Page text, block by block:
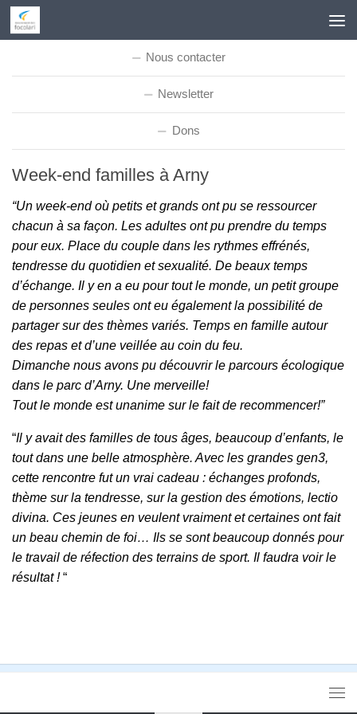
Skip to content
Nous contacter
Newsletter
Dons
Week-end familles à Arny
“Un week-end où petits et grands ont pu se ressourcer
chacun à sa façon. Les adultes ont pu prendre du temps
pour eux. Place du couple dans les rythmes effrénés,
tendresse du quotidien et sexualité. De beaux temps
d’échange. Il y en a eu pour tout le monde, un petit groupe
de personnes seules ont eu également la possibilité de
partager sur des thèmes variés. Temps en famille autour
des repas et d’une veillée au coin du feu.
Dimanche nous avons pu découvrir le parcours écologique
dans le parc d’Arny. Une merveille!
Tout le monde est unanime sur le fait de recommencer!”
“Il y avait des familles de tous âges, beaucoup d’enfants, le
tout dans une belle atmosphère. Avec les grandes gen3,
cette rencontre fut un vrai cadeau : échanges profonds,
thème sur la tendresse, sur la gestion des émotions, lectio
divina. Ces jeunes en veulent vraiment et certaines ont fait
un beau chemin de foi… Ils se sont beaucoup donnés pour
le travail de réfection des terrains de sport. Il faudra voir le
résultat !“